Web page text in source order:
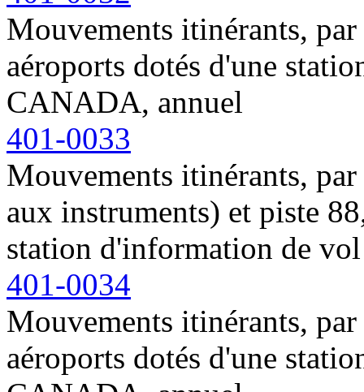
Mouvements itinérants,
aéroports dotés d'une
CANADA, annuel
401-0033
Mouvements itinérants,
aux instruments) et piste
station d'information de
401-0034
Mouvements itinérants,
aéroports dotés d'une